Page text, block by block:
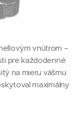
vnútrom –
pre každodenné
na mieru vášmu
maximálny